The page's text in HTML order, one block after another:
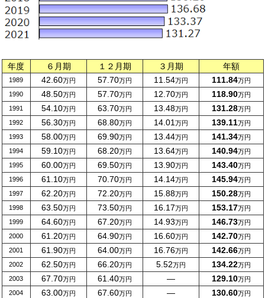
年度 ６月期 １２月期 ３月期 年額
1989 42.60万円 57.70万円 11.54万円 111.84万円
1990
48.50万円 57.70万円 12.70万円 118.90万円
1991
54.10万円 63.70万円 13.48万円 131.28万円
1992
56.30万円 68.80万円 14.01万円 139.11万円
1993
58.00万円 69.90万円 13.44万円 141.34万円
1994
59.10万円 68.20万円 13.64万円 140.94万円
1995
60.00万円 69.50万円 13.90万円 143.40万円
1996
61.10万円 70.70万円 14.14万円 145.94万円
1997
62.20万円 72.20万円 15.88万円 150.28万円
1998
63.50万円 73.50万円 16.17万円 153.17万円
1999
64.60万円 67.20万円 14.93万円 146.73万円
2000
61.20万円 64.90万円 16.60万円 142.70万円
2001
61.90万円 64.00万円 16.76万円 142.66万円
2002
62.50万円 66.20万円 5.52万円 134.22万円
2003
67.70万円 61.40万円 ― 129.10万円
2004
63.00万円 67.60万円 ― 130.60万円